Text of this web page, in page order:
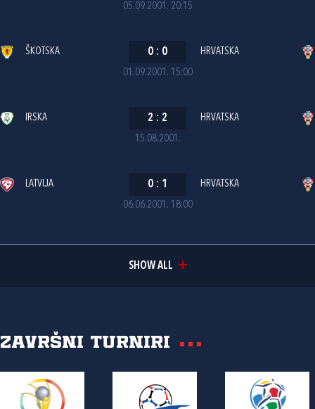
05.09.2001. 20:15
01.09.2001. 15:00
ŠKOTSKA 0 : 0 HRVATSKA
15.08.2001.
IRSKA 2 : 2 HRVATSKA
06.06.2001. 18:00
LATVIJA 0 : 1 HRVATSKA
SHOW ALL
Završni turniri